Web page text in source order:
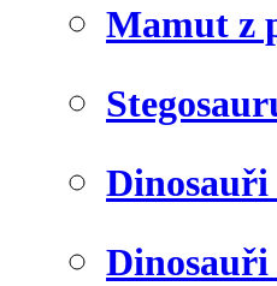
Mamut z
Dinosauři